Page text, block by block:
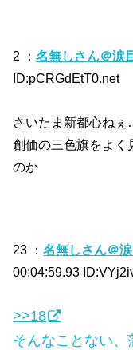
2 ：名無しさん＠涙
ID:pCRGdEtT0.net
さいたま新都心ねぇ…
創価の三色旗をよく
のか
23 ：名無しさん＠涙
00:04:59.93
>>18
そんなことない、